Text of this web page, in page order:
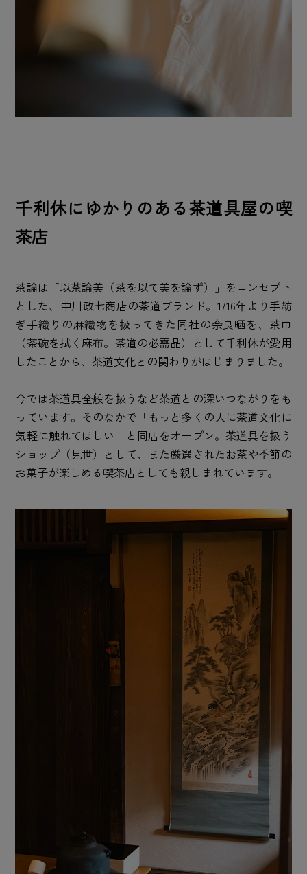
千利休にゆかりのある茶道具屋の喫
茶店
茶論は「以茶論美（茶を以て美を論ず）」をコンセプト
とした、中川政七商店の茶道ブランド。1716年より手紡
ぎ手織りの麻織物を扱ってきた同社の奈良晒を、茶巾
（茶碗を拭く麻布。茶道の必需品）として千利休が愛用
したことから、茶道文化との関わりがはじまりました。
今では茶道具全般を扱うなど茶道との深いつながりをも
っています。そのなかで「もっと多くの人に茶道文化に
気軽に触れてほしい」と同店をオープン。茶道具を扱う
ショップ（見世）として、また厳選されたお茶や季節の
お菓子が楽しめる喫茶店としても親しまれています。